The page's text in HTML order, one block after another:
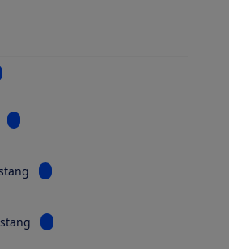
informatie voor Ook als duowagen
Bekijk informatie voor Gewicht
Bekijk informatie voor Minimale
Bekijk informatie voor Maximale